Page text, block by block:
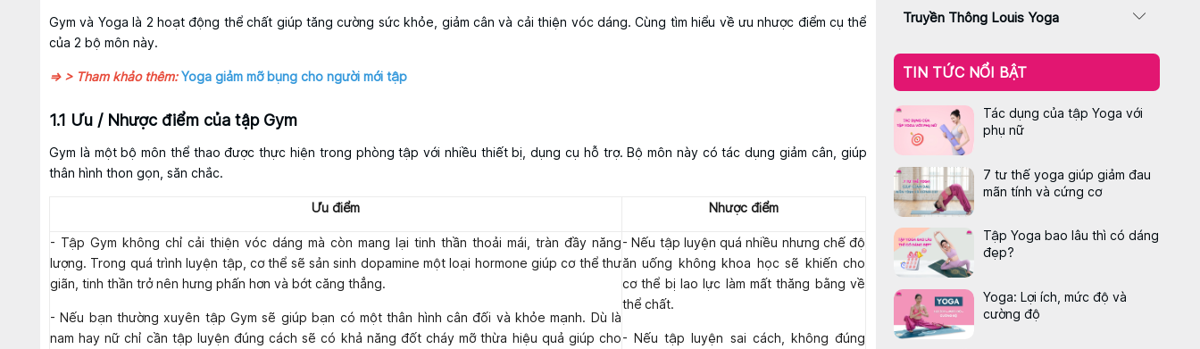
Gym và Yoga là 2 hoạt động thể chất giúp tăng cường sức khỏe, giảm cân và cải thiện vóc dáng. Cùng tìm hiểu về ưu nhược điểm cụ thể
của 2 bộ môn này.
=> > Tham khảo thêm: Yoga giảm mỡ bụng cho người mới tập
1.1 Ưu / Nhược điểm của tập Gym
Gym là một bộ môn thể thao được thực hiện trong phòng tập với nhiều thiết bị, dụng cụ hỗ trợ. Bộ môn này có tác dụng giảm cân, giúp
thân hình thon gọn, săn chắc.
Ưu điểm Nhược điểm
- Tập Gym không chỉ cải thiện vóc dáng mà còn mang lại tinh thần thoải mái, tràn đầy năng
lượng. Trong quá trình luyện tập, cơ thể sẽ sản sinh dopamine một loại hormone giúp cơ thể thư
giãn, tinh thần trở nên hưng phấn hơn và bớt căng thẳng.
- Nếu bạn thường xuyên tập Gym sẽ giúp bạn có một thân hình cân đối và khỏe mạnh. Dù là
nam hay nữ chỉ cần tập luyện đúng cách sẽ có khả năng đốt cháy mỡ thừa hiệu quả giúp cho
- Nếu tập luyện quá nhiều nhưng chế độ
ăn uống không khoa học sẽ khiến cho
cơ thể bị lao lực làm mất thăng bằng về
thể chất.
- Nếu tập luyện sai cách, không đúng
Truyền Thông Louis Yoga
TIN TỨC NỔI BẬT
Tác dụng của tập Yoga với
phụ nữ
7 tư thế yoga giúp giảm đau
mãn tính và cứng cơ
Tập Yoga bao lâu thì có dáng
đẹp?
Yoga: Lợi ích, mức độ và
cường độ